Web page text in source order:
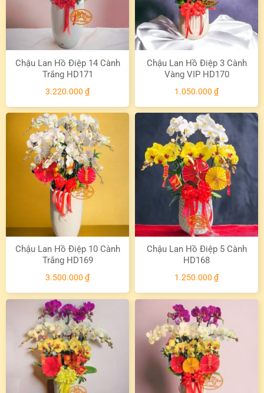
Chậu Lan Hồ Điệp 14 Cành
Trắng HD171
3.220.000 ₫
Chậu Lan Hồ Điệp 3 Cành
Vàng VIP HD170
1.050.000 ₫
Chậu Lan Hồ Điệp 10 Cành
Trắng HD169
3.500.000 ₫
Chậu Lan Hồ Điệp 5 Cành
HD168
1.250.000 ₫